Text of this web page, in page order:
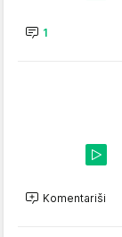
1
Komentariši